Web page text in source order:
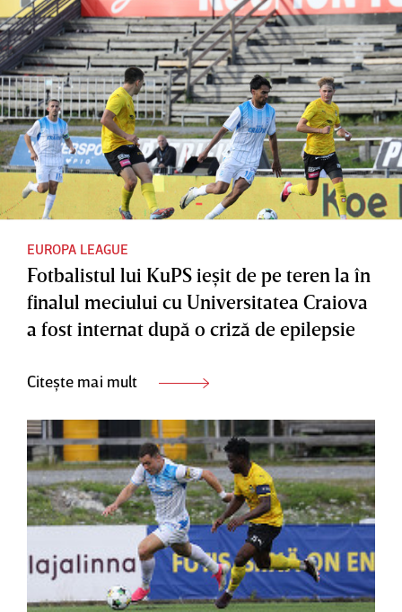
EUROPA LEAGUE
Fotbalistul lui KuPS ieşit de pe teren la în
finalul meciului cu Universitatea Craiova
a fost internat după o criză de epilepsie
Citește mai mult